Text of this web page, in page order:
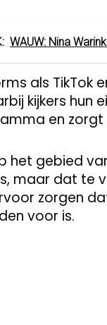
WAUW: Nina
als TikTok
kijkers hun
en
het gebied
maar dat te
zorgen
voor is.